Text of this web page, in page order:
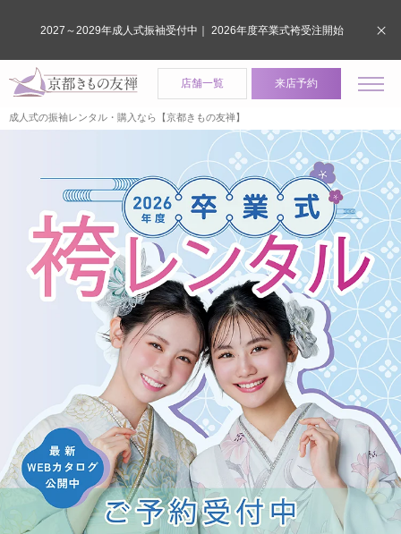
店舗一覧 来店予約
成人式の振袖レンタル・購入なら【京都きもの友禅】
2027～2029年成人式振袖受付中｜ 2026年度卒業式袴受注開始